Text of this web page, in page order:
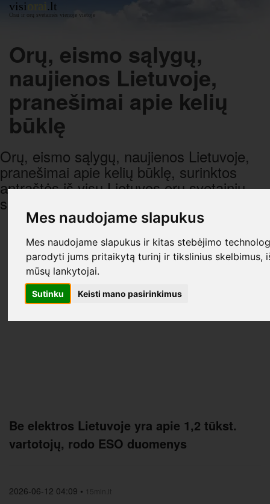
Mes naudojame slapukus
Mes naudojame slapukus ir kitas stebėjimo
parodyti jums pritaikytą turinį ir tikslinius skelbimus,
mūsų lankytojai.
Sutinku Keisti mano pasirinkimus
visiorai.lt
Orai ir orų svetainės vienoje vietoje
Orų, eismo sąlygų,
naujienos Lietuvoje,
pranešimai apie kelių
būklę
Orų, eismo sąlygų, naujienos Lietuvoje,
pranešimai apie kelių būklę, surinktos
antraštės iš visų Lietuvos orų svetainių,
sugrupuotos pagal datą ir laiką.
Be elektros Lietuvoje yra apie 1,2 tūkst.
vartotojų, rodo ESO duomenys
2026-06-12 04:09 • 15min.lt